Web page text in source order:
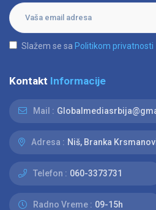
Slažem se sa Politikom privatnosti
Kontakt Informacije
Mail :
Adresa : Niš, Branka
Telefon : 060-3373731
Radno Vreme : 09-15h